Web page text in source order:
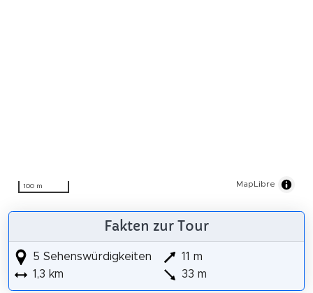
100 m MapLibre
Fakten zur Tour
5 Sehenswürdigkeiten
1,3 km
11 m
33 m